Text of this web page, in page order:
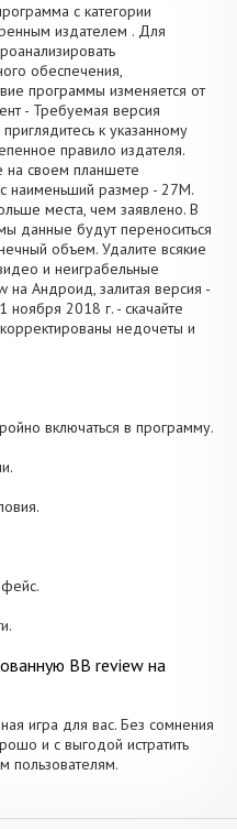
с категории
издателем . Для
обеспечения,
программы изменяется от
- Требуемая версия
к указанному
правило издателя.
на своем планшете
наименьший размер - 27M.
места, чем заявлено. В
данные будут переноситься
объем. Удалите всякие
и неиграбельные
на Андроид, залитая версия -
ноября 2018 г. - скачайте
недочеты и
включаться в программу.
BB review на
игра для вас. Без сомнения
и с выгодой истратить
пользователям.